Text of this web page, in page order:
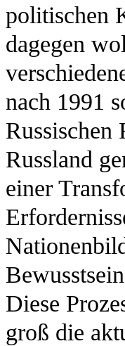
politischen
dagegen
nach 1991
Russischen
Russland
einer
Diese
groß die